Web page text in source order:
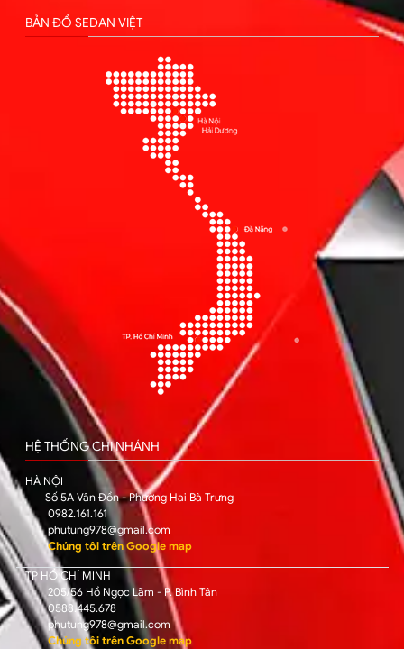
BẢN ĐỒ SEDAN VIỆT
HỆ THỐNG CHI NHÁNH
HÀ NỘI
Số 5A Vân Đồn - Phường Hai Bà Trưng
0982.161.161
phutung978@gmail.com
Chúng tôi trên Google map
TP HỒ CHÍ MINH
205/56 Hồ Ngọc Lãm - P. Bình Tân
0588.445.678
phutung978@gmail.com
Chúng tôi trên Google map